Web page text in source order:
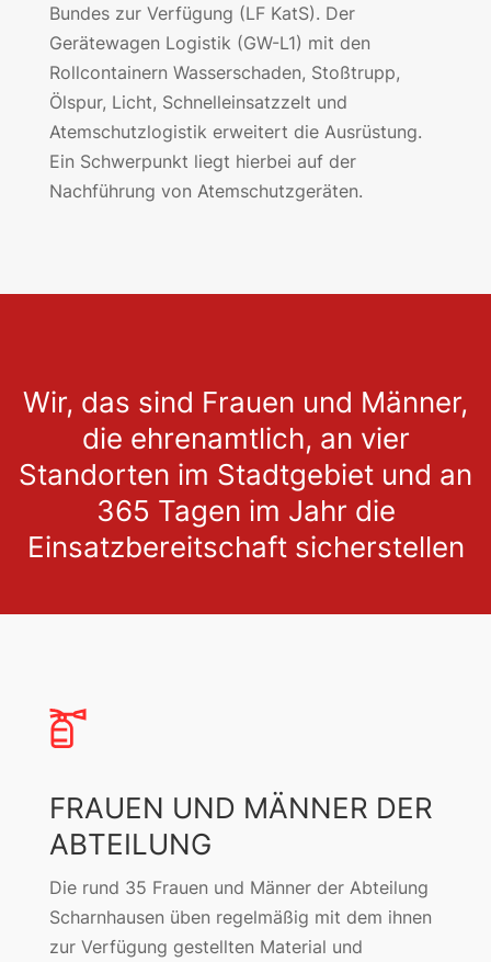
Bundes zur Verfügung (LF KatS). Der
Gerätewagen Logistik (GW-L1) mit den
Rollcontainern Wasserschaden, Stoßtrupp,
Ölspur, Licht, Schnelleinsatzzelt und
Atemschutzlogistik erweitert die Ausrüstung.
Ein Schwerpunkt liegt hierbei auf der
Nachführung von Atemschutzgeräten.
Wir, das sind Frauen und Männer,
die ehrenamtlich, an vier
Standorten im Stadtgebiet und an
365 Tagen im Jahr die
Einsatzbereitschaft sicherstellen
FRAUEN UND MÄNNER DER
ABTEILUNG
Die rund 35 Frauen und Männer der Abteilung
Scharnhausen üben regelmäßig mit dem ihnen
zur Verfügung gestellten Material und